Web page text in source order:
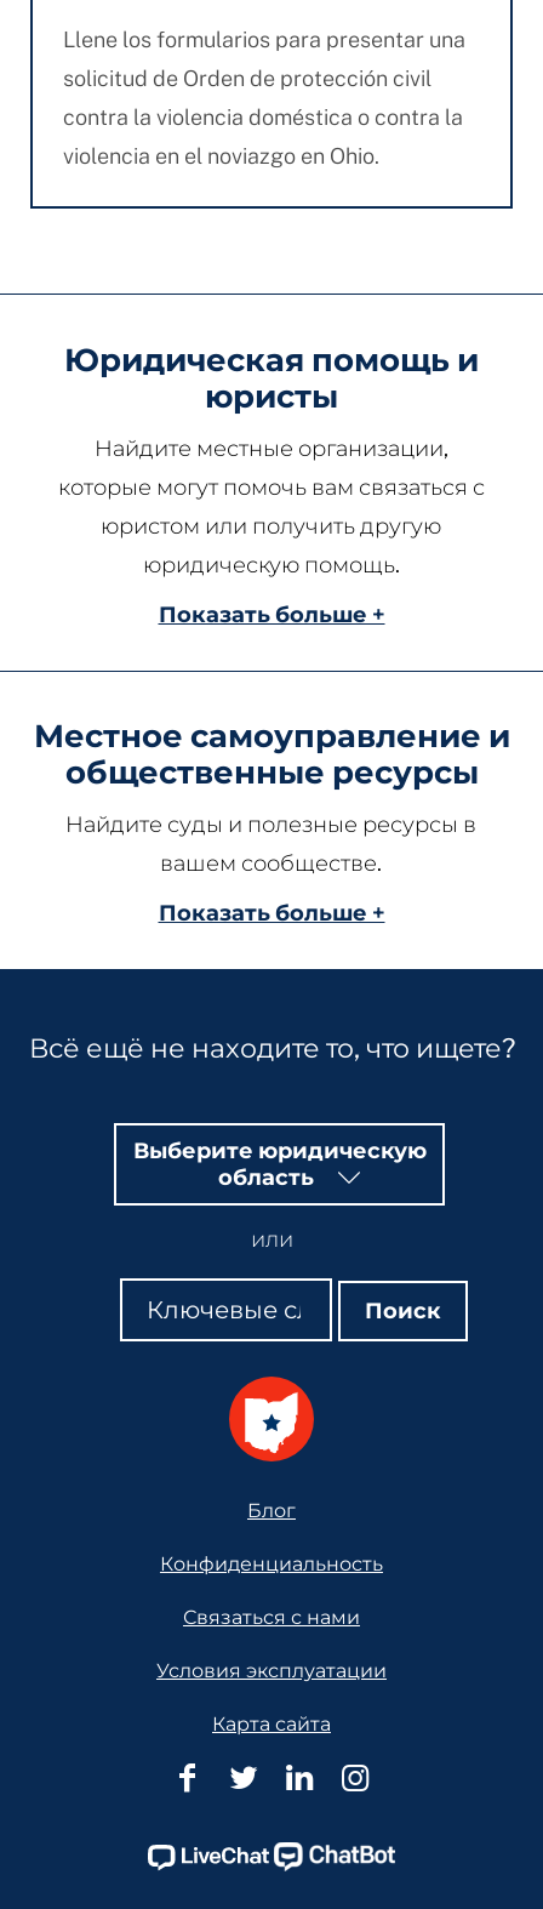
Llene los formularios para presentar una
solicitud de Orden de protección civil
contra la violencia doméstica o contra la
violencia en el noviazgo en Ohio.
Юридическая помощь и
юристы
Найдите местные организации,
которые могут помочь вам связаться с
юристом или получить другую
юридическую помощь.
Показать больше +
Местное самоуправление и
общественные ресурсы
Найдите суды и полезные ресурсы в
вашем сообществе.
Показать больше +
Всё ещё не находите то, что ищете?
Выберите юридическую
область
или
Поиск
Поиск Поиск
Блог
Конфиденциальность
Связаться с нами
Условия эксплуатации
Карта сайта
Юридическая
в
Юридическая
в
Юридическая
в
в